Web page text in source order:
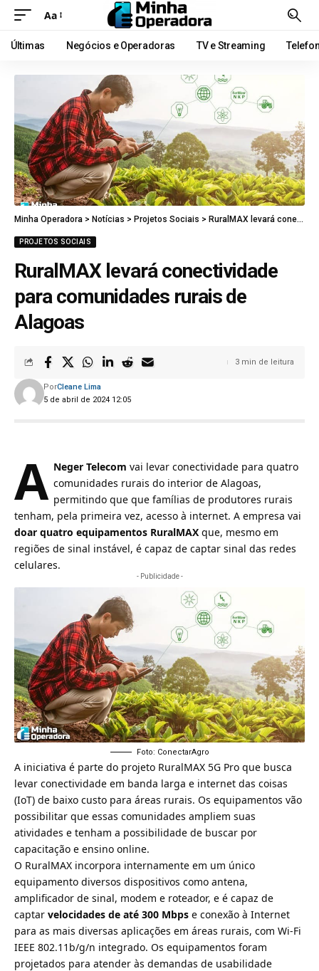
Aa
Últimas Negócios e Operadoras TV e Streaming
Minha Operadora > Notícias > Projetos Sociais > RuralMAX levará conectividade para comunidades rurais de Alagoas
PROJETOS SOCIAIS
RuralMAX levará conectividade
para comunidades rurais de
Alagoas
5 de abril de 2024 12:05
PorCleane Lima
3 min de leitura
A Neger Telecom vai levar conectividade para quatro
comunidades rurais do interior de Alagoas,
permitindo que que famílias de produtores rurais
tenham, pela primeira vez, acesso à internet. A empresa vai
doar quatro equipamentos RuralMAX que, mesmo em
regiões de sinal instável, é capaz de captar sinal das redes
celulares.
- Publicidade -
Foto: ConectarAgro
A iniciativa é parte do projeto RuralMAX 5G Pro que busca
levar conectividade em banda larga e internet das coisas
(IoT) de baixo custo para áreas rurais. Os equipamentos vão
possibilitar que essas comunidades ampliem suas
atividades e tenham a possibilidade de buscar por
capacitação e ensino online.
O RuralMAX incorpora internamente em um único
equipamento diversos dispositivos como antena,
amplificador de sinal, modem e roteador, e é capaz de
captar velocidades de até 300 Mbps e conexão à Internet
para as mais diversas aplicações em áreas rurais, com Wi-Fi
IEEE 802.11b/g/n integrado. Os equipamentos foram
projetados para atender às demandas de usabilidade